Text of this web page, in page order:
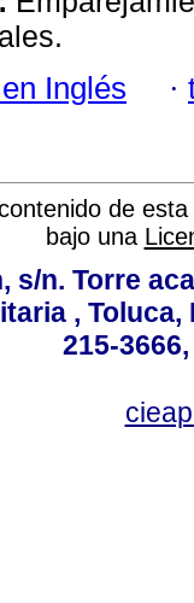
Inglés ·
de
bajo una
s/n. Torre
, Toluca,
215-